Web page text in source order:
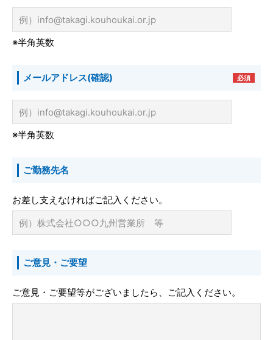
※半角英数
メールアドレス(確認) 必須
※半角英数
ご勤務先名
お差し支えなければご記入ください。
ご意見・ご要望
ご意見・ご要望等がございましたら、ご記入ください。